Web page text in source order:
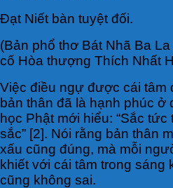
Ðạt Niết bàn tuyệt đối.
(Bản phổ thơ Bát Nhã Ba
cố Hòa thượng Thích Nhất
Việc điều ngự được cái tâm
bản thân đã là hạnh phúc ở
học Phật mới hiểu: “Sắc
sắc” [2]. Nói rằng bản thân
xấu cũng đúng, mà mỗi
khiết với cái tâm trong sáng
cũng không sai.